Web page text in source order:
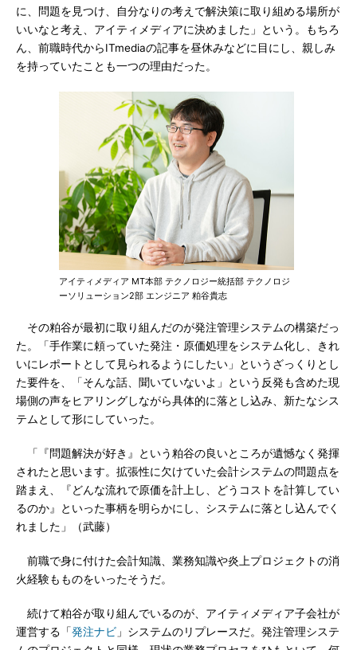
に、問題を見つけ、自分なりの考えで解決策に取り組める場所が
いいなと考え、アイティメディアに決めました」という。もちろ
ん、前職時代からITmediaの記事を昼休みなどに目にし、親しみ
を持っていたことも一つの理由だった。
アイティメディア MT本部 テクノロジー統括部 テクノロジ
ーソリューション2部 エンジニア 粕谷貴志
その粕谷が最初に取り組んだのが発注管理システムの構築だっ
た。「手作業に頼っていた発注・原価処理をシステム化し、きれ
いにレポートとして見られるようにしたい」というざっくりとし
た要件を、「そんな話、聞いていないよ」という反発も含めた現
場側の声をヒアリングしながら具体的に落とし込み、新たなシス
テムとして形にしていった。
「『問題解決が好き』という粕谷の良いところが遺憾なく発揮
されたと思います。拡張性に欠けていた会計システムの問題点を
踏まえ、『どんな流れで原価を計上し、どうコストを計算してい
るのか』といった事柄を明らかにし、システムに落とし込んでく
れました」（武藤）
前職で身に付けた会計知識、業務知識や炎上プロジェクトの消
火経験もものをいったそうだ。
続けて粕谷が取り組んでいるのが、アイティメディア子会社が
運営する「発注ナビ 」システムのリプレースだ。発注管理システ